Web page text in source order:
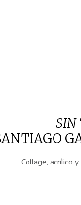
SIN
Collage, acrílico